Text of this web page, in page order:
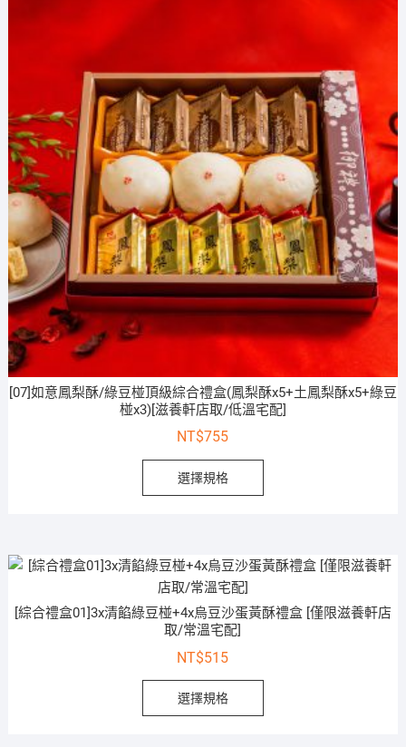
[07]如意鳳梨酥/綠豆椪頂級綜合禮盒(鳳梨酥x5+土鳳梨酥x5+綠豆
椪x3)[滋養軒店取/低溫宅配]
NT$755
選擇規格
[綜合禮盒01]3x清餡綠豆椪+4x烏豆沙蛋黃酥禮盒 [僅限滋養軒店
取/常溫宅配]
NT$515
選擇規格